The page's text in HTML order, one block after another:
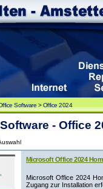
Software >Office 2024
- Office
Microsoft Office 2024
Microsoft Office 2024
Zugang zur Installation